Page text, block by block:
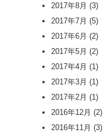
2017年8月 (3)
2017年7月 (5)
2017年6月 (2)
2017年5月 (2)
2017年4月 (1)
2017年3月 (1)
2017年2月 (1)
2016年12月 (2)
2016年11月 (3)